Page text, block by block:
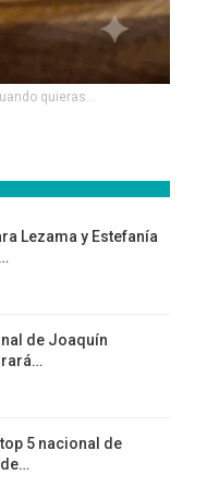
quieras...
Lezama y Estefanía
de Joaquín
5 nacional de